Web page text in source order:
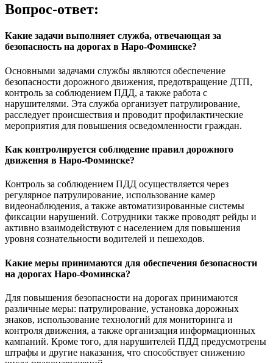
Вопрос-ответ:
Какие задачи выполняет служба, отвечающая за
безопасность на дорогах в Наро-Фоминске?
Основными задачами службы являются обеспечение
безопасности дорожного движения, предотвращение ДТП,
контроль за соблюдением ПДД, а также работа с
нарушителями. Эта служба организует патрулирование,
расследует происшествия и проводит профилактические
мероприятия для повышения осведомленности граждан.
Как контролируется соблюдение правил дорожного
движения в Наро-Фоминске?
Контроль за соблюдением ПДД осуществляется через
регулярное патрулирование, использование камер
видеонаблюдения, а также автоматизированные системы
фиксации нарушений. Сотрудники также проводят рейды и
активно взаимодействуют с населением для повышения
уровня сознательности водителей и пешеходов.
Какие меры принимаются для обеспечения безопасности
на дорогах Наро-Фоминска?
Для повышения безопасности на дорогах принимаются
различные меры: патрулирование, установка дорожных
знаков, использование технологий для мониторинга и
контроля движения, а также организация информационных
кампаний. Кроме того, для нарушителей ПДД предусмотрены
штрафы и другие наказания, что способствует снижению